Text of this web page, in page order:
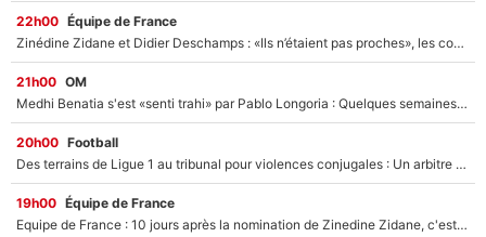
22h00 Équipe de France
Zinédine Zidane et Didier Deschamps : «Ils n’étaient pas proches», les confidences d’un membre de l’équipe de France 1998 sur leur relation spéciale
21h00 OM
Medhi Benatia s'est «senti trahi» par Pablo Longoria : Quelques semaines après son départ, l'ancien directeur de football de l'OM règle ses comptes
20h00 Football
Des terrains de Ligue 1 au tribunal pour violences conjugales : Un arbitre français encourt une peine de 18 mois de prison !
19h00 Équipe de France
Equipe de France : 10 jours après la nomination de Zinedine Zidane, c'est au tour de son fils de prendre un nouveau départ !